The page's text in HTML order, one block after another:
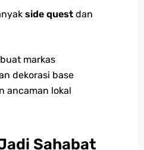
side quest dan
markas
dekorasi base
ancaman lokal
Sahabat